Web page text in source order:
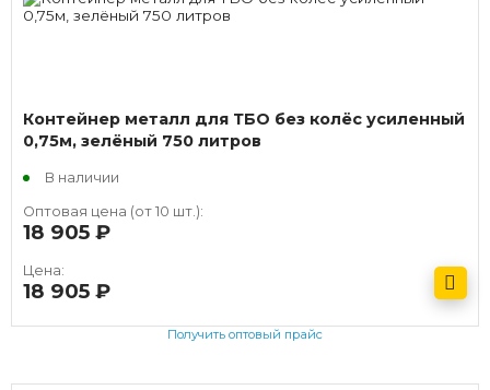
Контейнер металл для ТБО без колёс усиленный
0,75м, зелёный 750 литров
В наличии
Оптовая цена (от 10 шт.):
18 905
Цена:
18 905
Получить оптовый прайс